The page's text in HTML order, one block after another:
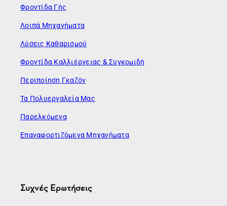
Φροντίδα Γής
Λοιπά Μηχανήματα
Λύσεις Καθαρισμού
Φροντίδα Καλλιέργειας & Συγκομιδή
Περιποίηση Γκαζόν
Τα Πολυεργαλεία Μας
Παρελκόμενα
Επαναφορτιζόμενα Μηχανήματα
Συχνές Ερωτήσεις